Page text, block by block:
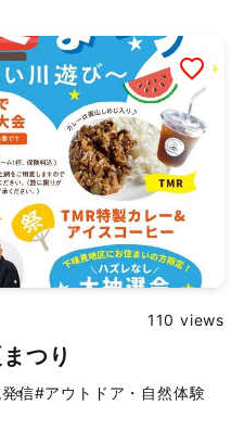
観光地の魅力発信情報サイト
110 views
つり
信#アウトドア・自然体験